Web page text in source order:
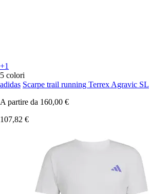
+1
5 colori
adidas Scarpe trail running Terrex Agravic SL
A partire da 160,00 €
107,82 €